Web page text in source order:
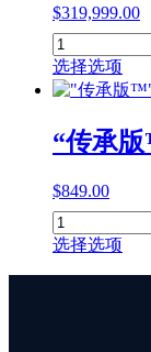
雪
人
吗）"真
羊
剪
皮
风
衣
数
$319,999.00
"传
统
版
"鳄
纹
垫
笔
记
选择选项
“传承
$849.00
"传
承
版
™"鳄
选择选项